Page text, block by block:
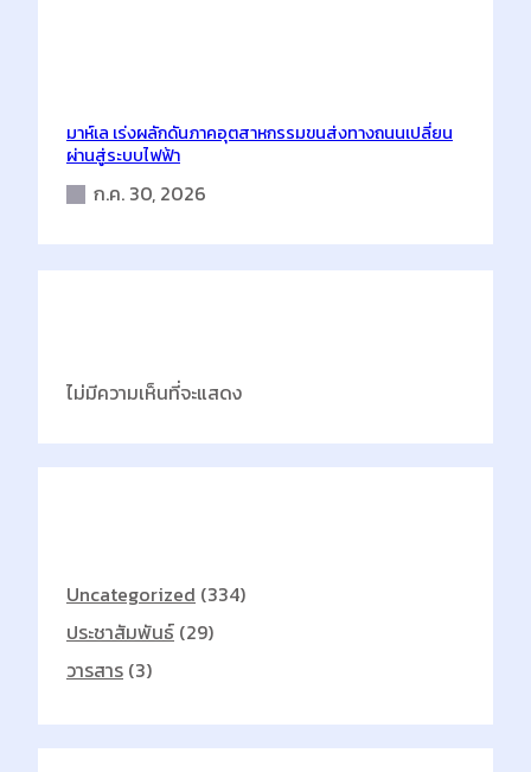
มาห์เล เร่งผลักดันภาคอุตสาหกรรมขนส่งทางถนนเปลี่ยน
ผ่านสู่ระบบไฟฟ้า
ก.ค. 30, 2026
ไม่มีความเห็นที่จะแสดง
Uncategorized (334)
ประชาสัมพันธ์ (29)
วารสาร (3)